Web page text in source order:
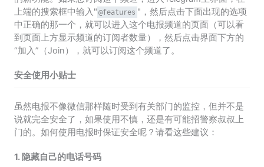
上端的搜索框中输入" @features "，然后点击下面出现的选项
中正确的那一个，就可以进入这个电报频道的页面（可以看
到页面上方显示频道的订阅者数量），然后点击界面下方的
“加入”（Join），就可以订阅这个频道了。
安全使用小贴士
虽然电报不像微信那样随时受到有关部门的监控，但并不是
说就完全安全了，如果使用不慎，还是有可能招警察叔叔上
门的。如何使用电报时保证安全呢？请看这些建议：
1. 隐藏自己的电话号码